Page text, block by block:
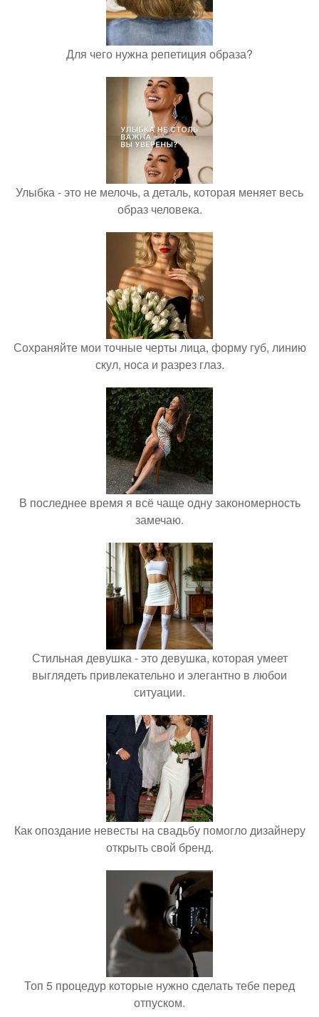
Для чего нужна репетиция образа?
Улыбка - это не мелочь, а деталь, которая меняет весь
образ человека.
Сохраняйте мои точные черты лица, форму губ, линию
скул, носа и разрез глаз.
В последнее время я всё чаще одну закономерность
замечаю.
Стильная девушка - это девушка, которая умеет
выглядеть привлекательно и элегантно в любои
ситуации.
Как опоздание невесты на свадьбу помогло дизайнеру
открыть свой бренд.
Топ 5 процедур которые нужно сделать тебе перед
отпуском.